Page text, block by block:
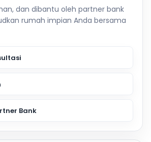
dan dibantu oleh partner bank
rumah impian Anda bersama
Bank